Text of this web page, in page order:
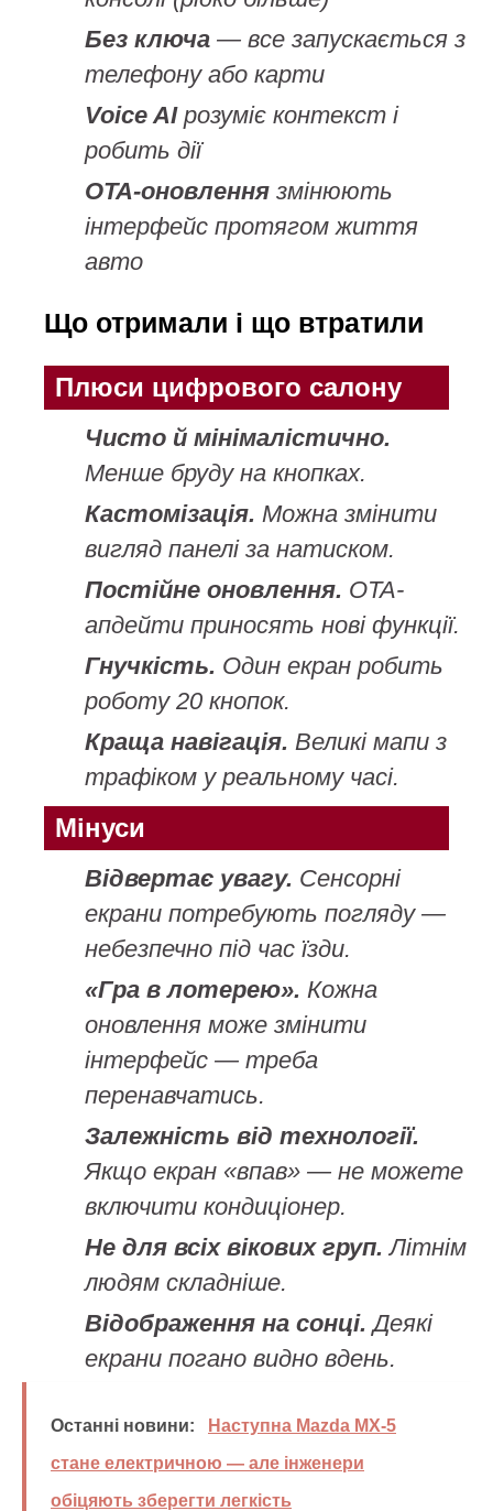
Без ключа — все запускається з
телефону або карти
Voice AIрозуміє контекст і
робить дії
OTA-оновлення змінюють
інтерфейс протягом життя
авто
Що отримали і що втратили
Плюси цифрового салону
Чисто й мінімалістично.
Менше бруду на кнопках.
Кастомізація. Можна змінити
вигляд панелі за натиском.
Постійне оновлення. OTA-
апдейти приносять нові функції.
Гнучкість. Один екран робить
роботу 20 кнопок.
Краща навігація. Великі мапи з
трафіком у реальному часі.
Мінуси
Відвертає увагу. Сенсорні
екрани потребують погляду —
небезпечно під час їзди.
«Гра в лотерею». Кожна
оновлення може змінити
інтерфейс — треба
перенавчатись.
Залежність від технології.
Якщо екран «впав» — не можете
включити кондиціонер.
Не для всіх вікових груп. Літнім
людям складніше.
Відображення на сонці. Деякі
екрани погано видно вдень.
Останні новини:
Наступна Mazda MX-5
стане електричною — але інженери
обіцяють зберегти легкість